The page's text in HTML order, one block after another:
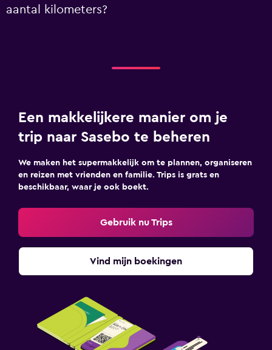
aantal kilometers?
Een makkelijkere manier om je
trip naar Sasebo te beheren
We maken het supermakkelijk om te plannen, organiseren
en reizen met vrienden en familie. Trips is grats en
beschikbaar, waar je ook boekt.
Gebruik nu Trips
Vind mijn boekingen